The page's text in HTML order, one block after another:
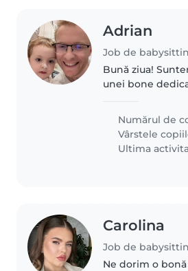
Adrian
Job de
Bună ziua! Suntem în căutarea
unei bone
curioasă și plină
Deoarece
foarte activă și îi
exploreze..
Numărul de
Vârstele
Ultima
Carolina
Job de
Ne dorim o